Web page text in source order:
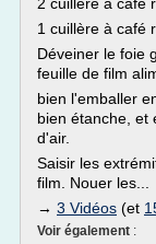
1 cuillère à café
Déveiner le foie
feuille de film
bien l'emballer
bien étanche, et
d'air.
Saisir les
film. Nouer les...
→ 3 Vidéos (et
Voir également :